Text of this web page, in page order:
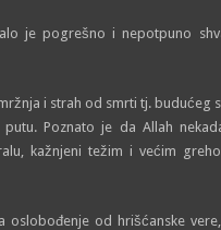
je pogrešno i nepotpuno
i strah od smrti tj. budućeg
Poznato je da Allah
kažnjeni težim i većim
oslobođenje od hrišćanske